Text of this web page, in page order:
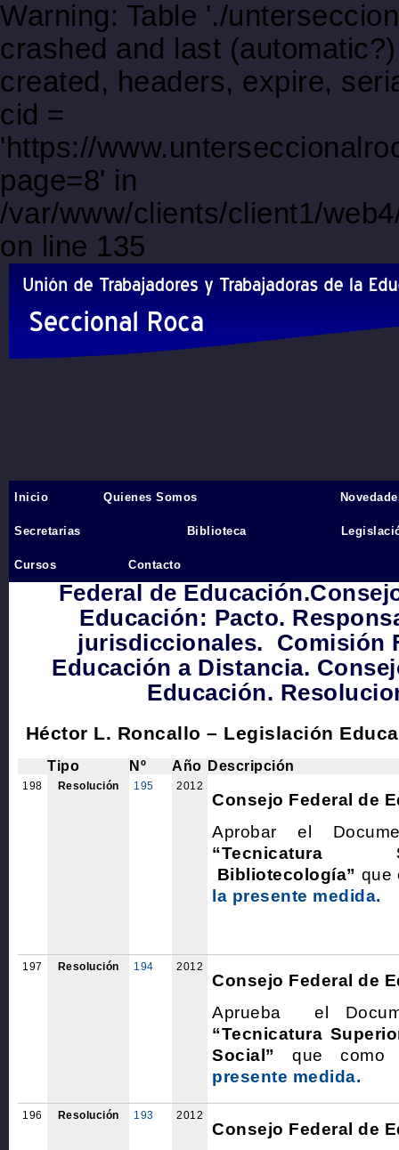
Warning: Table './
crashed and last
created, headers, expire,
cid =
'https://
page=8' in
/var/www/clients/client1/
on line 135
Inicio›
21 LEY DE EDUCACIÓN
Federal de
Educación: Pacto.
jurisdiccionales. Comisión
Educación a Distancia.
Educación.
Héctor L. Roncallo – Legislación
Tipo Nº Año Descripción
198 Resolución 195 2012
Consejo Federal de
Aprobar el
Bibliotecología” que
la presente medida.
197 Resolución 194 2012
Consejo Federal de
Aprueba el
“Tecnicatura
Social” que
presente medida.
196 Resolución 193 2012
Consejo Federal de
Inicio Quienes Somos
Secretarias Biblioteca
Cursos Contacto